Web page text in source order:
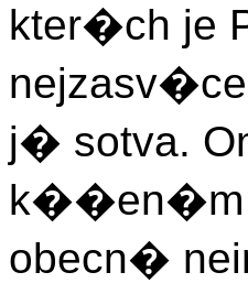
kter�ch je
j� sotva.
k��en�m
obecn�